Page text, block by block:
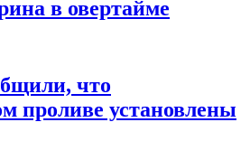
в овертайме
что
проливе установлены